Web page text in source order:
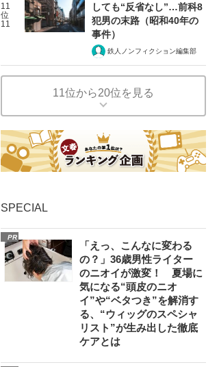
11
位
11
しても“反省なし”…前科8
犯男の末路（昭和40年の
事件）
鉄人ノンフィクション編集部
11位から20位を見る
SPECIAL
PR
「えっ、こんなに変わる
の？」36歳男性ライター
のニオイが激変！ 夏場に
気になる“頭皮のニオ
イ”や“ベタつき”を解消す
る、“ウィッグのスペシャ
リスト”が生み出した徹底
ケアとは